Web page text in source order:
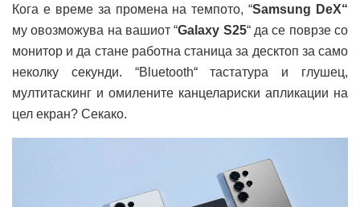
Кога е време за промена на темпото, “Samsung DeX“
му овозможува на вашиот “Galaxy S25“ да се поврзе со
монитор и да стане работна станица за десктоп за само
неколку секунди. “Bluetooth“ тастатура и глушец,
мултитаскинг и омилените канцелариски апликации на
цел екран? Секако.